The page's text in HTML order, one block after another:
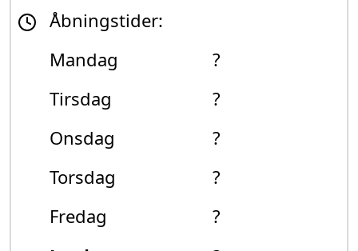
Åbningstider:
Mandag
?
Tirsdag
?
Onsdag
?
Torsdag
?
Fredag
?